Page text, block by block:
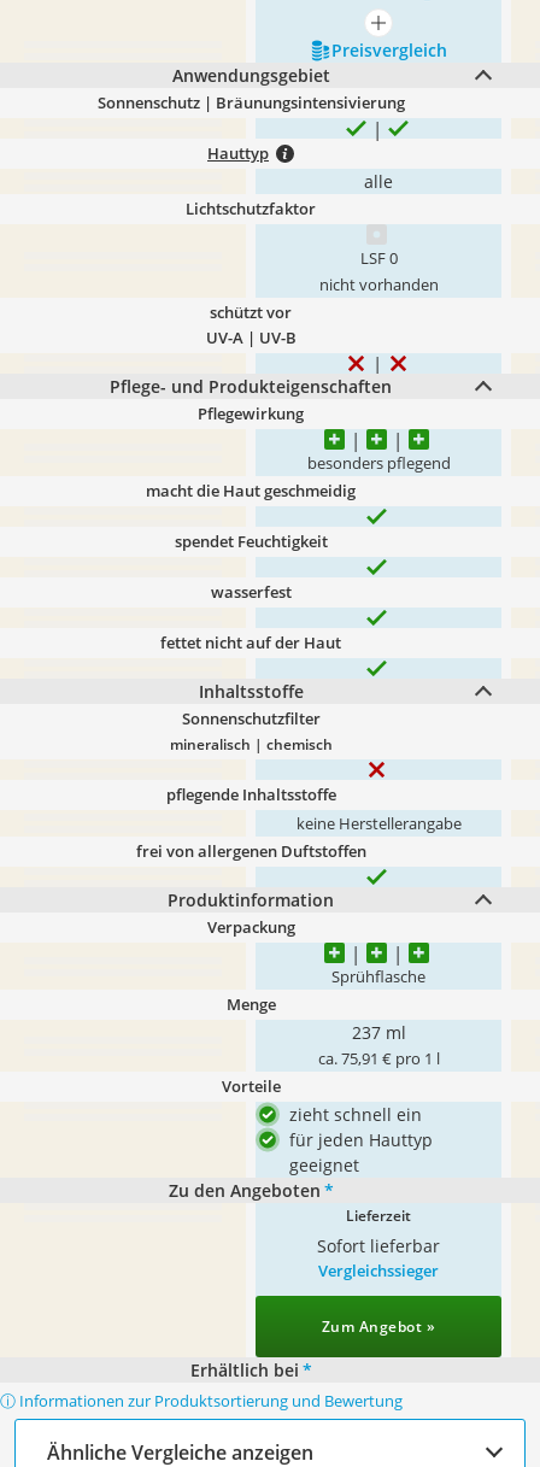
mehr anzeigen
Preis­vergleich
Anwendungsgebiet
Sonnenschutz | Bräunungsintensivierung
Hauttyp
alle
Lichtschutzfaktor
LSF 0
nicht vorhanden
schützt vor
UV-A | UV-B
Pflege- und Produkteigenschaften
Pflegewirkung
besonders pflegend
macht die Haut geschmeidig
spendet Feuchtigkeit
wasserfest
fettet nicht auf der Haut
Inhaltsstoffe
Sonnenschutzfilter
mineralisch | chemisch
pflegende Inhaltsstoffe
keine Herstellerangabe
frei von allergenen Duftstoffen
Produktinformation
Verpackung
Sprühflasche
Menge
237 ml
ca. 75,91 € pro 1 l
Vorteile
zieht schnell ein
für jeden Hauttyp
geeignet
Zu den Angeboten *
Lieferzeit
Sofort lieferbar
Vergleichssieger
Zum Angebot »
Erhältlich bei *
ⓘ Informationen zur Produktsortierung und Bewertung
Ähnliche Vergleiche anzeigen